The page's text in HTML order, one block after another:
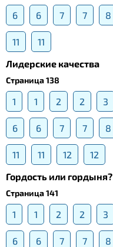
6 6 7 7 8
11
11
Лидерские качества
Страница 138
1 1 2 2 3
6 6 7 7 8
11 11 12
12
Гордость или гордыня?
Страница 141
1 1 2 2 3
6 6 7 7 8